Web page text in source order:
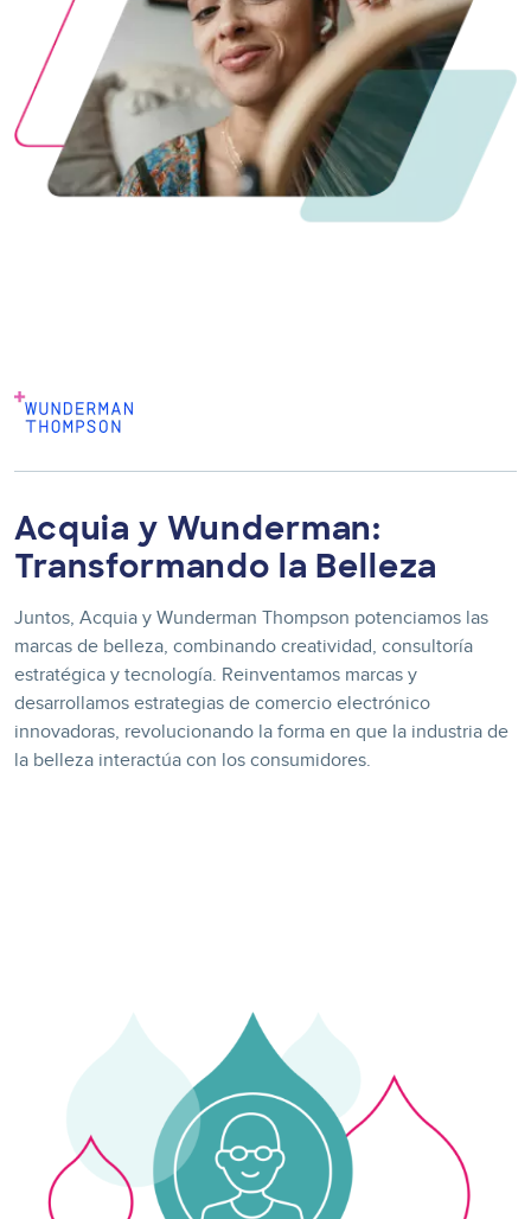
Image
Acquia y Wunderman:
Transformando la Belleza
Juntos, Acquia y Wunderman Thompson potenciamos las
marcas de belleza, combinando creatividad, consultoría
estratégica y tecnología. Reinventamos marcas y
desarrollamos estrategias de comercio electrónico
innovadoras, revolucionando la forma en que la industria de
la belleza interactúa con los consumidores.